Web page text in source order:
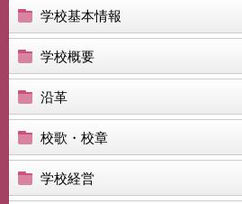
学校基本情報
学校概要
沿革
校歌・校章
学校経営